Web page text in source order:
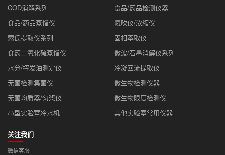
COD消解系列
食品/药品检测仪器
食品/药品蒸馏仪
氮吹仪/浓缩仪
索氏提取仪系列
固相萃取仪
食药二氧化硫蒸馏仪
微波/石墨消解仪系列
水分/挥发油测定仪
冷凝回流提取仪
无菌检测集菌仪
微生物检测仪器
无菌均质器/匀浆仪
微生物限度检测仪
小型实验室冷水机
其他实验室常用仪器
关注我们
微信客服